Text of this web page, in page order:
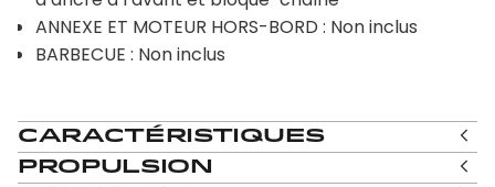
ANNEXE ET MOTEUR HORS-BORD : Non inclus
BARBECUE : Non inclus
Caractéristiques
Propulsion